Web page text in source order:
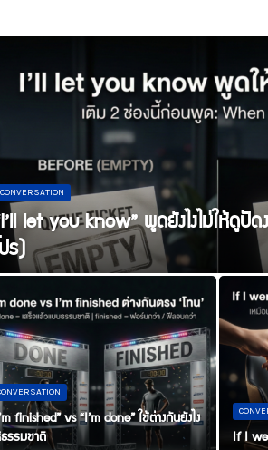
CONVERSATION
let you know” พูดยังไงไม่ให้ดูปั
ร)
finished” vs “I’m done” ใช้ต่างกันยังไง
รรมชาติ If I